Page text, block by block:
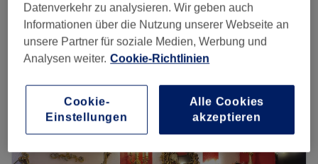
Olaplex - Rebuild Treatment
1 Std.
ab 40 €
Schnellansicht Saloninfos
Montag
Geschlossen
Dienstag
10:00–19:00
Mittwoch
10:00–19:00
Donnerstag
10:00–19:00
Freitag
10:00–19:00
Datenverkehr zu analysieren. Wir geben auch
Informationen über die Nutzung unserer Webseite an
unsere Partner für soziale Medien, Werbung und
Analysen weiter. Cookie-Richtlinien
Cookie-
Einstellungen
Alle Cookies
akzeptieren